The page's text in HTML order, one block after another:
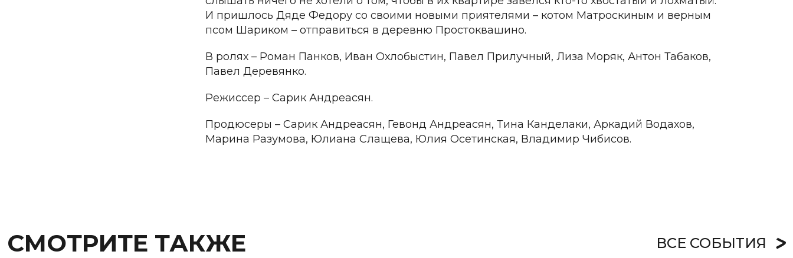
И пришлось Дяде Федору со своими новыми приятелями – котом Матроскиным и верным
псом Шариком – отправиться в деревню Простоквашино.
В ролях – Роман Панков, Иван Охлобыстин, Павел Прилучный, Лиза Моряк, Антон Табаков,
Павел Деревянко.
Режиссер – Сарик Андреасян.
Продюсеры – Сарик Андреасян, Гевонд Андреасян, Тина Канделаки, Аркадий Водахов,
Марина Разумова, Юлиана Слащева, Юлия Осетинская, Владимир Чибисов.
СМОТРИТЕ ТАКЖЕ ВСЕ СОБЫТИЯ